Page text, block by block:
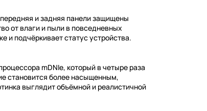
и задняя панели защищены
от влаги и пыли в повседневных
и подчёркивает статус устройства.
mDNIe, который в четыре раза
становится более насыщенным,
выглядит объёмной и реалистичной